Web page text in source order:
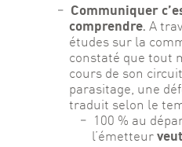
Communiquer
comprendre. A
études sur la
constaté que tout
cours de son
parasitage, une
traduit selon le
100 % au
l’émetteur